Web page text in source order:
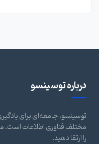
درباره توسینسو
توسینسو، جامعه‌ای برای
مختلف فناوری اطلاعات است.
را ارتقا دهید.